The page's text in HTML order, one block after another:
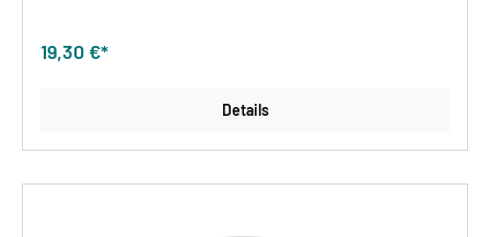
19,30 €*
Details